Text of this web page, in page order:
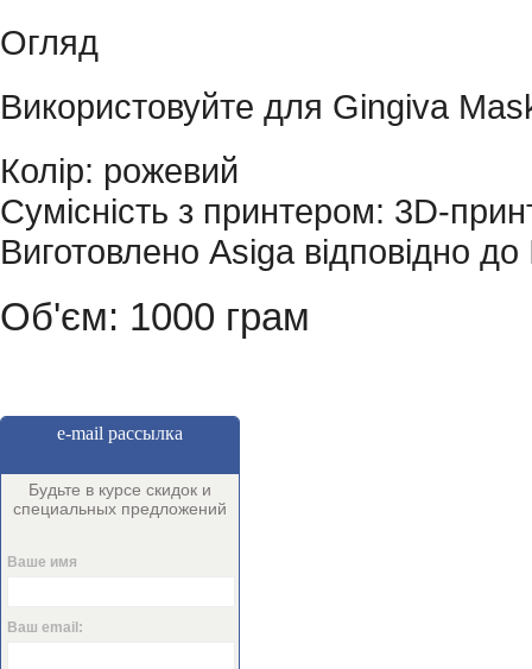
Огляд
Використовуйте для Gingiva
Колір: рожевий
Сумісність з принтером: 3D-
Виготовлено Asiga відповідно
Об'єм: 1000 грам
e-mail рассылка
Будьте в курсе скидок и
специальных предложений
Ваше имя
Ваш email: